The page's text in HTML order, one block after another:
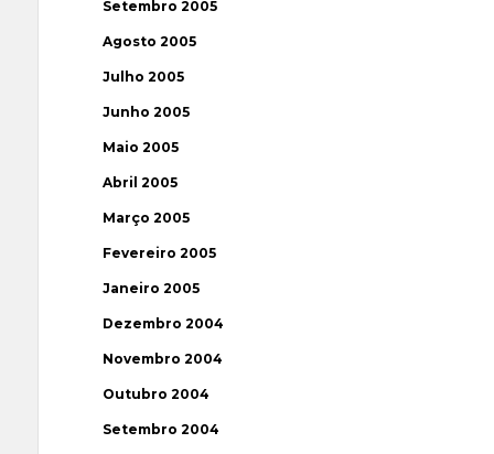
Setembro 2005
Agosto 2005
Julho 2005
Junho 2005
Maio 2005
Abril 2005
Março 2005
Fevereiro 2005
Janeiro 2005
Dezembro 2004
Novembro 2004
Outubro 2004
Setembro 2004